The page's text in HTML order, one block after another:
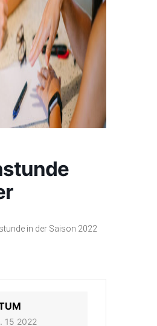
in der Saison 2022
15 2022